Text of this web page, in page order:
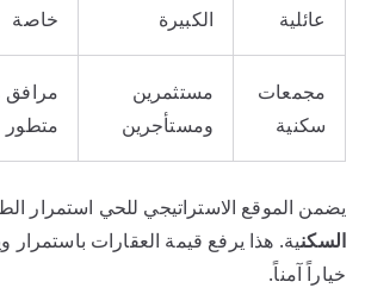
عائلية
الكبيرة
خاصة
مجمعات
سكنية
مستثمرين
ومستأجرين
مرافق
متطور
يضمن الموقع الاستراتيجي للحي استمرار
السكنية. هذا يرفع قيمة العقارات باستمرار
خياراً آمناً.